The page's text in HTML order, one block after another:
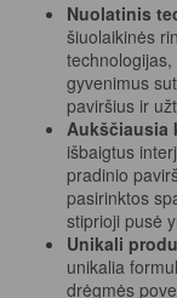
Nuolatinis
šiuolaikinės
gyvenimus
paviršius ir
Aukščiausia
išbaigtus
pradinio
pasirinktos
stiprioji pusė
Unikali
unikalia
drėgmės